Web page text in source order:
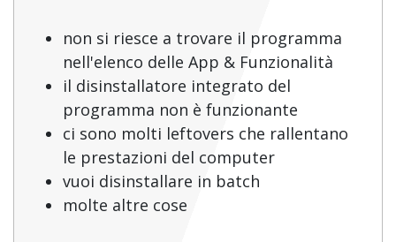
non si riesce a trovare il programma
nell'elenco delle App & Funzionalità
il disinstallatore integrato del
programma non è funzionante
ci sono molti leftovers che rallentano
le prestazioni del computer
vuoi disinstallare in batch
molte altre cose